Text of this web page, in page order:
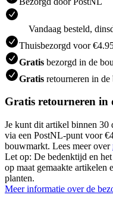
Vandaag besteld,
Thuisbezorgd voor
Gratis bezorgd in de
Gratis retourneren in
Gratis retourneren in
Je kunt dit artikel binnen 30
via een PostNL-punt voor
bouwmarkt. Lees meer over
Let op: De bedenktijd en
op maat gemaakte artikelen
planten.
Meer informatie over de